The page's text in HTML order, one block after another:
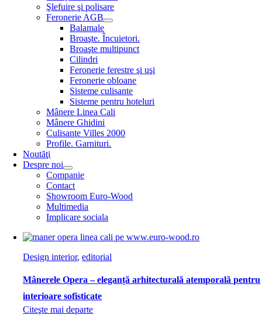
Şlefuire şi polisare
Feronerie AGB
Balamale
Broaşte. Încuietori.
Broaşte multipunct
Cilindri
Feronerie ferestre şi uşi
Feronerie obloane
Sisteme culisante
Sisteme pentru hoteluri
Mânere Linea Cali
Mânere Ghidini
Culisante Villes 2000
Profile. Garnituri.
Noutăţi
Despre noi
Companie
Contact
Showroom Euro-Wood
Multimedia
Implicare sociala
Design interior,editorial
Mânerele Opera – eleganță arhitecturală atemporală pentru
interioare sofisticate
Citeşte mai departe